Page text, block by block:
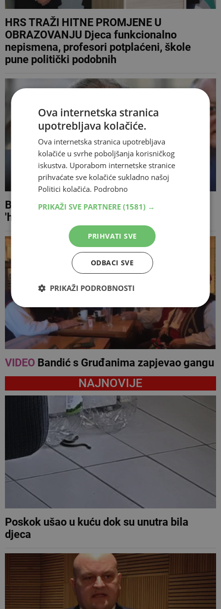
HRS TRAŽI HITNE PROMJENE U
OBRAZOVANJU Djeca funkcionalno
nepismena, profesori potplaćeni, škole
pune politički podobnih
BANDIĆ JE OVAJ PUT U PRAVU Najbolje
'hvala' je u kešu
VIDEOBandić s Gruđanima zapjevao gangu
NAJNOVIJE
Poskok ušao u kuću dok su unutra bila
djeca
Ova internetska stranica
upotrebljava kolačiće.
Ova internetska stranica upotrebljava
kolačiće u svrhe poboljšanja korisničkog
iskustva. Uporabom internetske stranice
prihvaćate sve kolačiće sukladno našoj
Politici kolačića. Podrobno
PRIKAŽI SVE PARTNERE (1581) →
PRIHVATI SVE
ODBACI SVE
PRIKAŽI PODROBNOSTI